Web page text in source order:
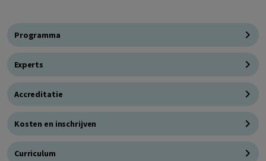
Programma
Experts
Accreditatie
Kosten en inschrijven
Curriculum